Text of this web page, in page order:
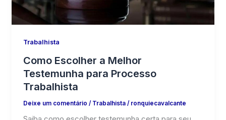
Trabalhista
Como Escolher a Melhor
Testemunha para Processo
Trabalhista
Deixe um comentário / Trabalhista/ ronquiecavalcante